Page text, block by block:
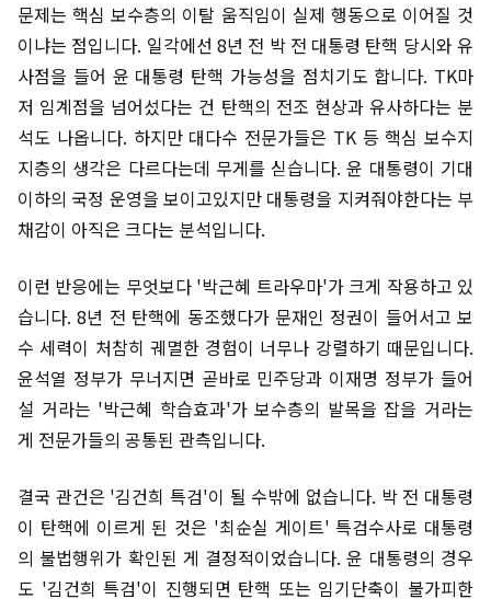
문제는 핵심 보수층의 이탈 움직임이 실제 행동으로 이어질 것
이냐는 점입니다. 일각에선 8년 전 박 전 대통령 탄핵 당시와 유
사점을 들어 윤 대통령 탄핵 가능성을 점치기도 합니다. TK마
저 임계점을 넘어섰다는 건 탄핵의 전조 현상과 유사하다는 분
석도 나옵니다. 하지만 대다수 전문가들은 TK 등 핵심 보수지
지층의 생각은 다르다는데 무게를 싣습니다. 윤 대통령이 기대
이하의 국정 운영을 보이고있지만 대통령을 지켜줘야한다는 부
채감이 아직은 크다는 분석입니다.
이런 반응에는 무엇보다 '박근혜 트라우마'가 크게 작용하고 있
습니다. 8년 전 탄핵에 동조했다가 문재인 정권이 들어서고 보
수 세력이 처참히 궤멸한 경험이 너무나 강렬하기 때문입니다.
윤석열 정부가 무너지면 곧바로 민주당과 이재명 정부가 들어
설 거라는 '박근혜 학습효과'가 보수층의 발목을 잡을 거라는
게 전문가들의 공통된 관측입니다.
결국 관건은 '김건희 특검'이 될 수밖에 없습니다. 박 전 대통령
이 탄핵에 이르게 된 것은 '최순실 게이트' 특검수사로 대통령
의 불법행위가 확인된 게 결정적이었습니다. 윤 대통령의 경우
도 '김건희 특검'이 진행되면 탄핵 또는 임기단축이 불가피한